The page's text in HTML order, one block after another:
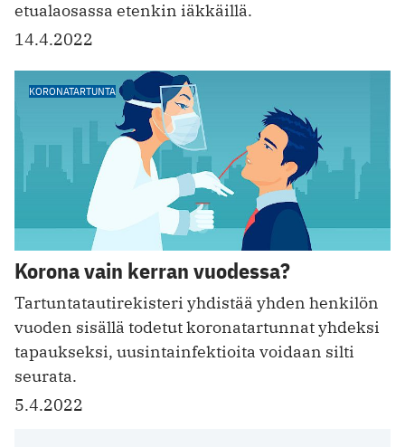
etualaosassa etenkin iäkkäillä.
14.4.2022
KORONATARTUNTA
Korona vain kerran vuodessa?
Tartuntatautirekisteri yhdistää yhden henkilön
vuoden sisällä todetut koronatartunnat yhdeksi
tapaukseksi, uusintainfektioita voidaan silti
seurata.
5.4.2022